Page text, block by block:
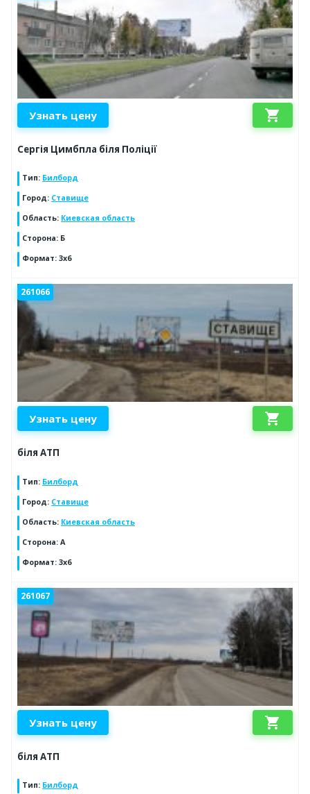
Узнать цену shopping_cart
Сергія Цимбпла біля Поліції
Тип: Билборд
Город: Ставище
Область: Киевская область
Сторона: Б
Формат: 3x6
261066
Узнать цену shopping_cart
біля АТП
Тип: Билборд
Город: Ставище
Область: Киевская область
Сторона: A
Формат: 3x6
261067
Узнать цену shopping_cart
біля АТП
Тип: Билборд